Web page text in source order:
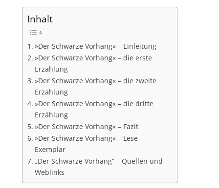
Inhalt
»Der Schwarze Vorhang« – Einleitung
»Der Schwarze Vorhang« – die erste
Erzählung
»Der Schwarze Vorhang« – die zweite
Erzählung
»Der Schwarze Vorhang« – die dritte
Erzählung
»Der Schwarze Vorhang« – Fazit
»Der Schwarze Vorhang« – Lese-
Exemplar
„Der Schwarze Vorhang“ – Quellen und
Weblinks